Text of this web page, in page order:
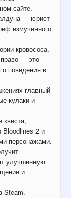
сайте.
— юрист
измученного
кровососа,
право — это
поведения в
главный
кулаки и
квеста,
Bloodlines 2 и
персонажами.
улучшенную
и
Steam.